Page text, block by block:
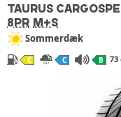
TAURUS
8PR M+S
Sommerdæk
C C B 73